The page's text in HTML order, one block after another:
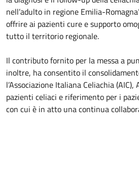
nell’adulto in regione Emilia-
offrire ai pazienti cure e supporto
tutto il territorio regionale.
Il contributo fornito per la messa a
inoltre, ha consentito il
l’Associazione Italiana Celiachia (AIC),
pazienti celiaci e riferimento per i
con cui è in atto una continua